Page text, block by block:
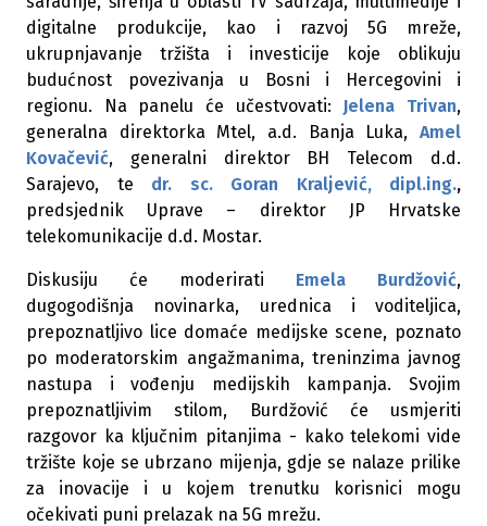
digitalne produkcije, kao i razvoj 5G mreže,
ukrupnjavanje tržišta i investicije koje oblikuju
budućnost povezivanja u Bosni i Hercegovini i
regionu. Na panelu će učestvovati: Jelena Trivan,
generalna direktorka Mtel, a.d. Banja Luka, Amel
Kovačević, generalni direktor BH Telecom d.d.
Sarajevo, te dr. sc. Goran Kraljević, dipl.ing.,
predsjednik Uprave – direktor JP Hrvatske
telekomunikacije d.d. Mostar.
Diskusiju će moderirati Emela Burdžović,
dugogodišnja novinarka, urednica i voditeljica,
prepoznatljivo lice domaće medijske scene, poznato
po moderatorskim angažmanima, treninzima javnog
nastupa i vođenju medijskih kampanja. Svojim
prepoznatljivim stilom, Burdžović će usmjeriti
razgovor ka ključnim pitanjima - kako telekomi vide
tržište koje se ubrzano mijenja, gdje se nalaze prilike
za inovacije i u kojem trenutku korisnici mogu
očekivati puni prelazak na 5G mrežu.